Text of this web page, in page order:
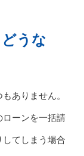
うな
ありません。
ローンを一括請
てしまう場合